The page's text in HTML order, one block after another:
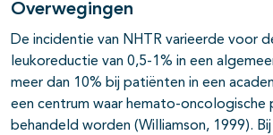
Overwegingen
De incidentie van NHTR varieerde voor
leukoreductie van 0,5-1% in een
meer dan 10% bij patiënten in een
een centrum waar hemato-oncologische
behandeld worden (Williamson, 1999).